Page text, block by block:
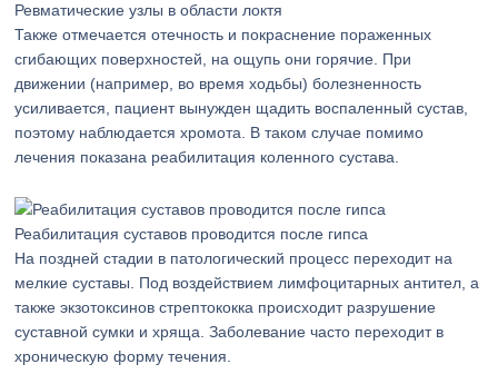
Ревматические узлы в области локтя
Также отмечается отечность и покраснение пораженных
сгибающих поверхностей, на ощупь они горячие. При
движении (например, во время ходьбы) болезненность
усиливается, пациент вынужден щадить воспаленный сустав,
поэтому наблюдается хромота. В таком случае помимо
лечения показана реабилитация коленного сустава.
Реабилитация суставов проводится после гипса
На поздней стадии в патологический процесс переходит на
мелкие суставы. Под воздействием лимфоцитарных антител, а
также экзотоксинов стрептококка происходит разрушение
суставной сумки и хряща. Заболевание часто переходит в
хроническую форму течения.